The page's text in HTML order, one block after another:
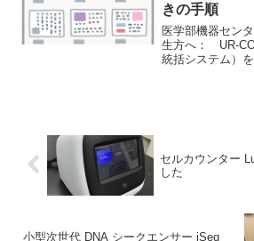
きの手順
医学部機器セン
生方へ： UR-
統括システム）
セルカウンター
した
小型次世代 DNA シークエンサー iSeq